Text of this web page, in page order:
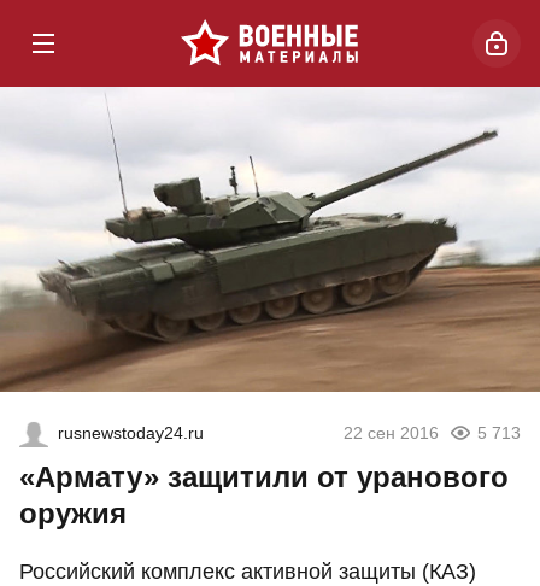
rusnewstoday24.ru 22 сен 2016 5 713
«Армату» защитили от уранового
оружия
Российский комплекс активной защиты (КАЗ)